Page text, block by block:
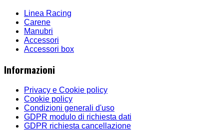
Linea Racing
Carene
Manubri
Accessori
Accessori box
Informazioni
Privacy e Cookie policy
Cookie policy
Condizioni generali d'uso
GDPR modulo di richiesta dati
GDPR richiesta cancellazione